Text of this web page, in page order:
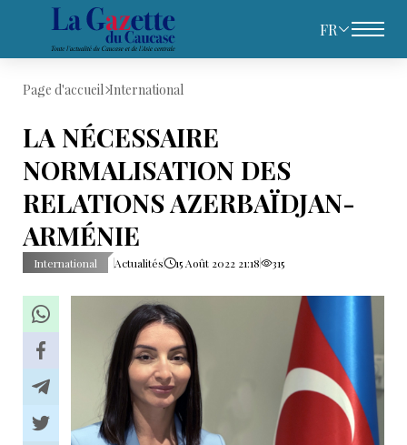
FR
Page d'accueil International
LA NÉCESSAIRE
NORMALISATION DES
RELATIONS AZERBAÏDJAN-
ARMÉNIE
International Actualités 15 Août 2022 21:18 315